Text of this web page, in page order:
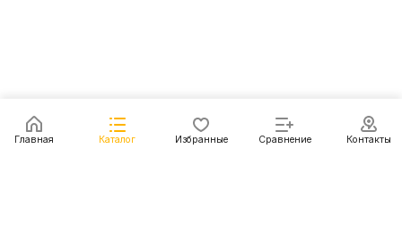
Главная Каталог Избранные Сравнение Контакты